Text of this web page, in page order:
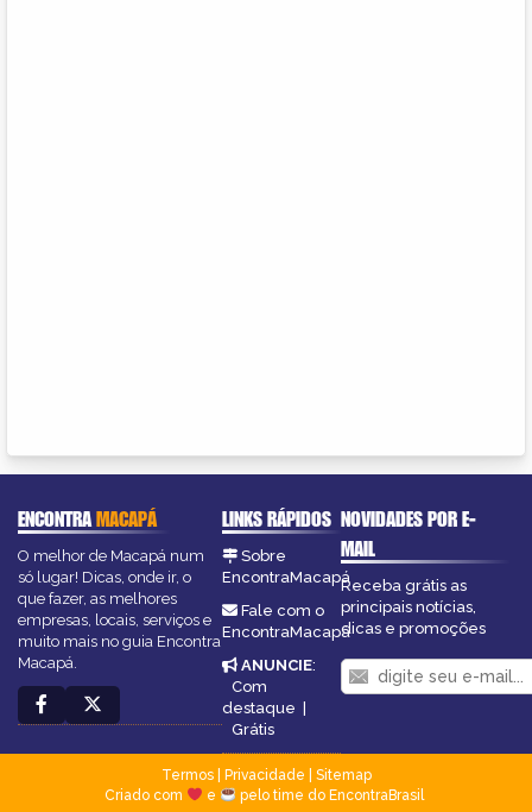
ENCONTRAMACAPÁ
O melhor de Macapá num
só lugar! Dicas, onde ir, o
que fazer, as melhores
empresas, locais, serviços e
muito mais no guia Encontra
Macapá.
LINKS RÁPIDOS
Sobre
EncontraMacapá
Fale com o
EncontraMacapá
ANUNCIE:
Com
destaque
Grátis
NOVIDADES POR E-
MAIL
Receba grátis as
principais notícias,
dicas e promoções
Termos| Privacidade
Sitemap
Criado com
e pelo time do EncontraBrasil